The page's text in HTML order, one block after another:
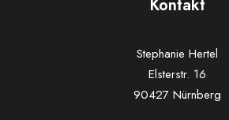
Kontakt
Stephanie Hertel
Elsterstr. 16
90427 Nürnberg